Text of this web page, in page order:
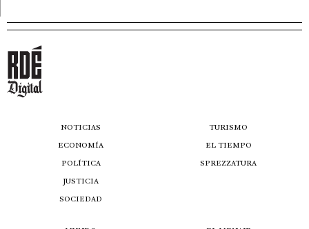
NOTICIAS
ECONOMÍA
POLÍTICA
JUSTICIA
SOCIEDAD
TURISMO
EL TIEMPO
SPREZZATURA